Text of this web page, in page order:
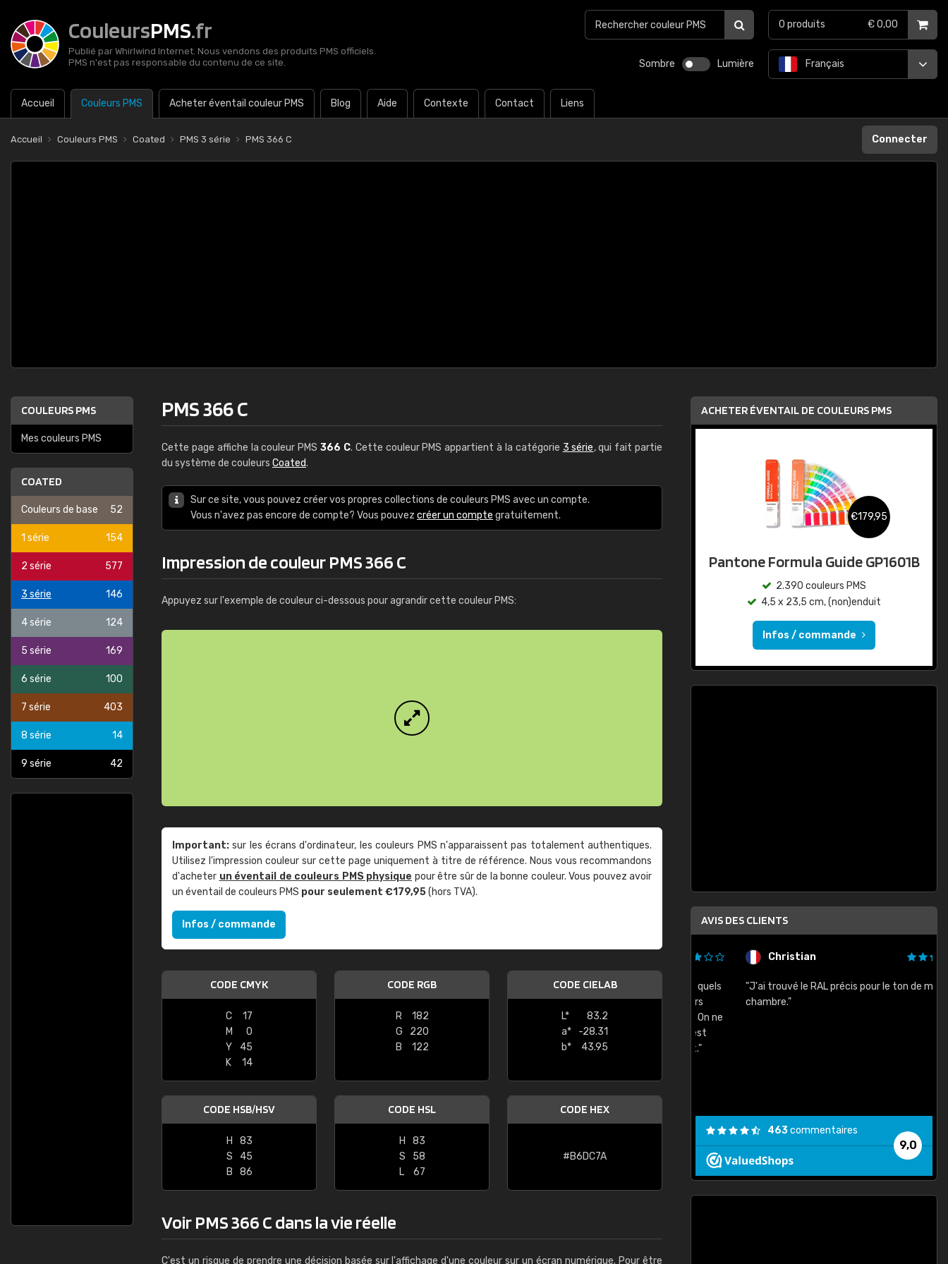
CouleursPMS.fr
Publié par Whirlwind Internet. Nous vendons des produits PMS officiels.
PMS n'est pas responsable du contenu de ce site.
Sombre Lumière
Accueil Couleurs PMS Acheter éventail couleur PMS Blog Aide Contexte Contact Liens
Français
0 produits € 0,00
Accueil Couleurs PMS Coated PMS 3 série PMS 366 C Connecter
COULEURS PMS
Mes couleurs PMS
COATED
Couleurs de base 52
1 série 154
2 série 577
3 série 146
4 série 124
5 série 169
6 série 100
7 série 403
8 série 14
9 série 42
PMS 366 C
Cette page affiche la couleur PMS366 C. Cette couleur PMS appartient à la catégorie 3 série, qui fait partie
du système de couleurs Coated.
Sur ce site, vous pouvez créer vos propres collections de couleurs PMS avec un compte.
Vous n'avez pas encore de compte? Vous pouvez créer un compte gratuitement.
Impression de couleur PMS 366 C
Appuyez sur l'exemple de couleur ci-dessous pour agrandir cette couleur PMS:
Important: sur les écrans d'ordinateur, les couleurs PMS n'apparaissent pas totalement authentiques.
Utilisez l'impression couleur sur cette page uniquement à titre de référence. Nous vous recommandons
d'acheter un éventail de couleurs PMS physique pour être sûr de la bonne couleur. Vous pouvez avoir
un éventail de couleurs PMS pour seulement €179,95(hors TVA).
Infos / commande
CODE CMYK
C
17
M
0
Y
45
K
14
CODE RGB
R
182
G
220
B
122
CODE CIELAB
L*
83.2
a*
-28.31
b*
43.95
CODE HSB/HSV
H
83
S
45
B
86
CODE HSL
H
83
S
58
L
67
CODE HEX
#B6DC7A
Voir PMS 366 C dans la vie réelle
C'est un risque de prendre une décision basée sur l'affichage d'une couleur sur un écran numérique. Pour être
ACHETER ÉVENTAIL DE COULEURS PMS
€179,95
Pantone Formula Guide GP1601B
2.390 couleurs PMS
4,5 x 23,5 cm, (non)enduit
Infos / commande
AVIS DES CLIENTS
"Le site ne permet pas de voir clairement quels
sont les produits disponibles. Il y a plusieurs
palettes de couleurs: Classic, Design, etc. On ne
comprend pas qui est quoi. La livraison s'est
bien passé et le produit reçu me convient."
Christian
"J'ai trouvé le RAL précis pour le ton de ma
chambre."
9,0
463commentaires